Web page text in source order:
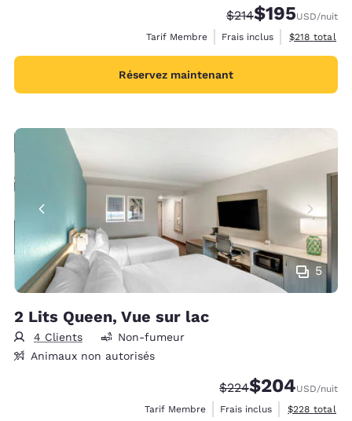
Tarif barré :
$214Tarif réduit :
$195USD/nuit
Tarif Membre
Frais inclus Afficher les
$218 total
Réservez maintenant
5
2 Lits Queen, Vue sur lac
4 Clients
Non-fumeur
Animaux non autorisés
Tarif barré :
$224Tarif réduit :
$204USD/nuit
Tarif Membre
Frais inclus Afficher les
$228 total